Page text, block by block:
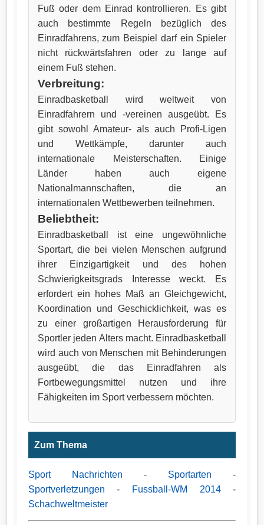
Fuß oder dem Einrad kontrollieren. Es gibt
auch bestimmte Regeln bezüglich des
Einradfahrens, zum Beispiel darf ein Spieler
nicht rückwärtsfahren oder zu lange auf
einem Fuß stehen.
Verbreitung:
Einradbasketball wird weltweit von
Einradfahrern und -vereinen ausgeübt. Es
gibt sowohl Amateur- als auch Profi-Ligen
und Wettkämpfe, darunter auch
internationale Meisterschaften. Einige
Länder haben auch eigene
Nationalmannschaften, die an
internationalen Wettbewerben teilnehmen.
Beliebtheit:
Einradbasketball ist eine ungewöhnliche
Sportart, die bei vielen Menschen aufgrund
ihrer Einzigartigkeit und des hohen
Schwierigkeitsgrads Interesse weckt. Es
erfordert ein hohes Maß an Gleichgewicht,
Koordination und Geschicklichkeit, was es
zu einer großartigen Herausforderung für
Sportler jeden Alters macht. Einradbasketball
wird auch von Menschen mit Behinderungen
ausgeübt, die das Einradfahren als
Fortbewegungsmittel nutzen und ihre
Fähigkeiten im Sport verbessern möchten.
Zum Thema
Sport Nachrichten - Sportarten -
Sportverletzungen - Fussball-WM 2014-
Schachweltmeister